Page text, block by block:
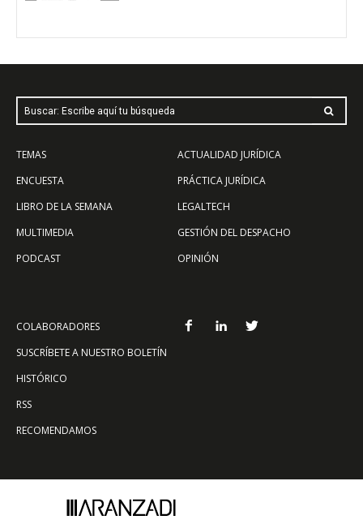
Buscar: Escribe aquí tu búsqueda
TEMAS
ENCUESTA
LIBRO DE LA SEMANA
MULTIMEDIA
PODCAST
ACTUALIDAD JURÍDICA
PRÁCTICA JURÍDICA
LEGALTECH
GESTIÓN DEL DESPACHO
OPINIÓN
COLABORADORES
SUSCRÍBETE A NUESTRO BOLETÍN
HISTÓRICO
RSS
RECOMENDAMOS